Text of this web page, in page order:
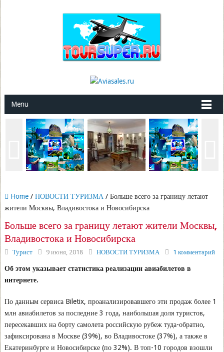
Menu
Home/ НОВОСТИ ТУРИЗМА / Больше всего за границу летают
жители Москвы, Владивостока и Новосибирска
Больше всего за границу летают жители Москвы,
Владивостока и Новосибирска
Турист 9 июня, 2018 НОВОСТИ ТУРИЗМА 1 комментарий
Об этом указывает статистика реализации авиабилетов в
интернете.
По данным сервиса Biletix, проанализировавшего эти продаж более 1
млн авиабилетов за последние 3 года, наибольшая доля туристов,
пересекавших на борту самолета российскую рубеж туда-обратно,
зафиксирована в Москве (39%), во Владивостоке (37%), а также в
Екатеринбурге и Новосибирске (по 32%). В топ-10 городов взошли